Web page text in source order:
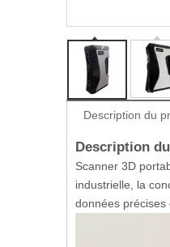
Description du
Description
Scanner 3D
industrielle, la
données précises